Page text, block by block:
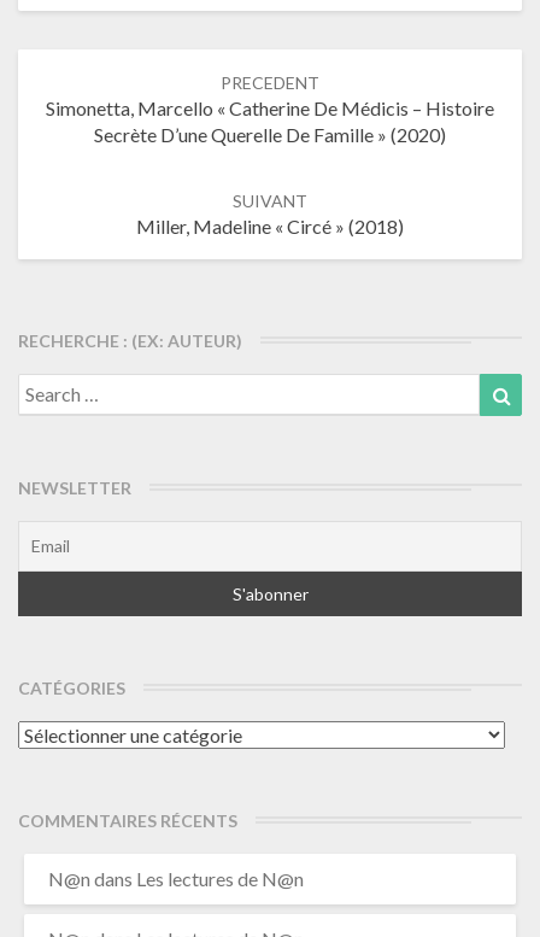
les
articles
PRECEDENT
Simonetta, Marcello « Catherine De Médicis – Histoire
Secrète D’une Querelle De Famille » (2020)
SUIVANT
Miller, Madeline « Circé » (2018)
RECHERCHE : (EX: AUTEUR)
Search
for:
NEWSLETTER
CATÉGORIES
Catégories
COMMENTAIRES RÉCENTS
N@n dans Les lectures de N@n